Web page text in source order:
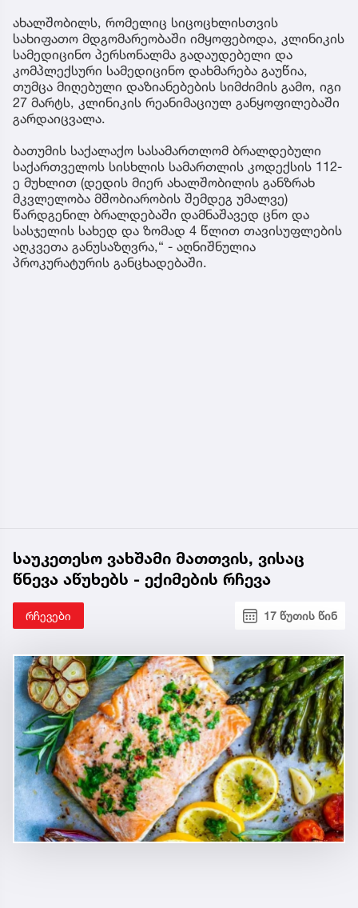
ახალშობილს, რომელიც სიცოცხლისთვის
სახიფათო მდგომარეობაში იმყოფებოდა, კლინიკის
სამედიცინო პერსონალმა გადაუდებელი და
კომპლექსური სამედიცინო დახმარება გაუწია,
თუმცა მიღებული დაზიანებების სიმძიმის გამო, იგი
27 მარტს, კლინიკის რეანიმაციულ განყოფილებაში
გარდაიცვალა.
ბათუმის საქალაქო სასამართლომ ბრალდებული
საქართველოს სისხლის სამართლის კოდექსის 112-
ე მუხლით (დედის მიერ ახალშობილის განზრახ
მკვლელობა მშობიარობის შემდეგ უმალვე)
წარდგენილ ბრალდებაში დამნაშავედ ცნო და
სასჯელის სახედ და ზომად 4 წლით თავისუფლების
აღკვეთა განუსაზღვრა,“ - აღნიშნულია
პროკურატურის განცხადებაში.
საუკეთესო ვახშამი მათთვის, ვისაც
წნევა აწუხებს - ექიმების რჩევა
რჩევები 17 წუთის წინ